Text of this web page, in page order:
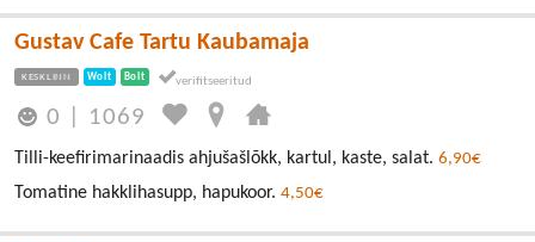
Gustav Cafe Tartu Kaubamaja
KESKLINN Wolt Bolt
0 1069
Tilli-keefirimarinaadis ahjušašlõkk, kartul, kaste, salat. 6,90€
Tomatine hakklihasupp, hapukoor. 4,50€